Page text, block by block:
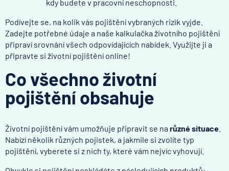
kdy budete v pracovní neschopnosti.
Podívejte se, na kolik vás pojištění vybraných rizik vyjde.
Zadejte potřebné údaje a naše kalkulačka životního pojištění
připraví srovnání všech odpovídajících nabídek. Využijte ji a
připravte si životní pojištění online!
Co všechno životní
pojištění obsahuje
Životní pojištění vám umožňuje připravit se na různé situace
Nabízí několik různých pojistek, a jakmile si zvolíte typ
pojištění, vyberete si z nich ty, které vám nejvíc vyhovují.